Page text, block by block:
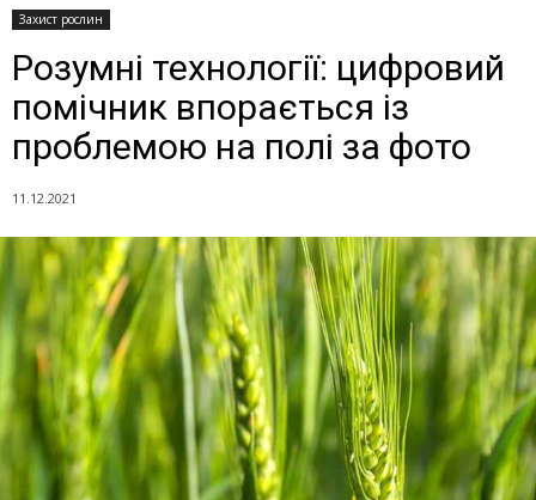
Захист рослин
Розумні технології: цифровий
помічник впорається із
проблемою на полі за фото
11.12.2021